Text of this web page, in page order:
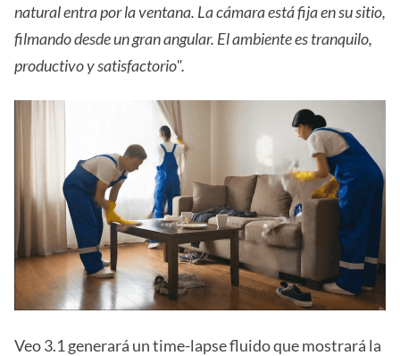
natural entra por la ventana. La cámara está fija en su sitio,
filmando desde un gran angular. El ambiente es tranquilo,
productivo y satisfactorio".
Veo 3.1 generará un time-lapse fluido que mostrará la